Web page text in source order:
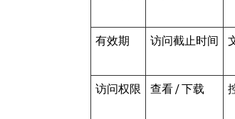
有效期 访问截止时间
访问权限 查看 / 下载